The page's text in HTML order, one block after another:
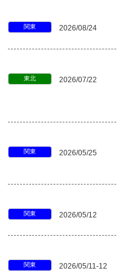
関東 2026/08/24
東北 2026/07/22
関東 2026/05/25
関東 2026/05/12
関東 2026/05/11-12